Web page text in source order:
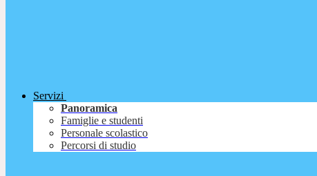
Servizi
Panoramica
Famiglie e studenti
Personale scolastico
Percorsi di studio